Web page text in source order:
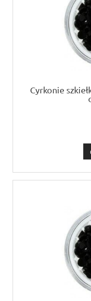
Cyrkonie